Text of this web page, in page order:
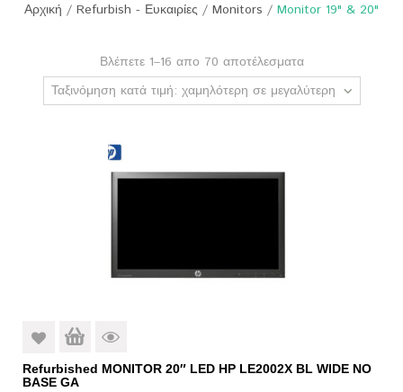
Αρχική / Refurbish - Ευκαιρίες / Monitors / Monitor 19" & 20"
Βλέπετε 1–16 απο 70 αποτέλεσματα
Ταξινόμηση κατά τιμή: χαμηλότερη σε μεγαλύτερη
Refurbished MONITOR 20″ LED HP LE2002X BL WIDE NO
BASE GA